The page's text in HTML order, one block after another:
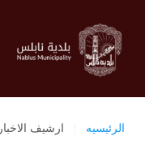
الرئيسيه ارشيف الاخبار